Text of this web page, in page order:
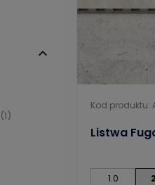
expand_more
(1)
Kod produktu:
Listwa
1.0